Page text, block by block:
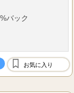
%バック
ずお給料はもら
お気に入り